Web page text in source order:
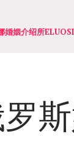
婚姻介绍所­­